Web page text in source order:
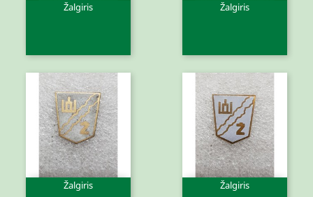
Žalgiris Žalgiris
Žalgiris Žalgiris